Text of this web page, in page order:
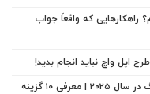
راهکارهایی که واقعاً جواب
مناسب‌ترین کارت گرافیک برای بازی و گیمینگ در سال ۲۰۲۵ | معرفی ۱۰ گزینه